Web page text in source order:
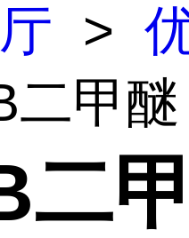
>
二甲醚
二